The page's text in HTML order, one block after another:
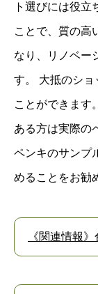
ト選びには役
ことで、質の高
なり、リノベー
す。 大抵のシ
ことができます
ある方は実際の
ペンキのサンプ
めることをお勧
《関連情報